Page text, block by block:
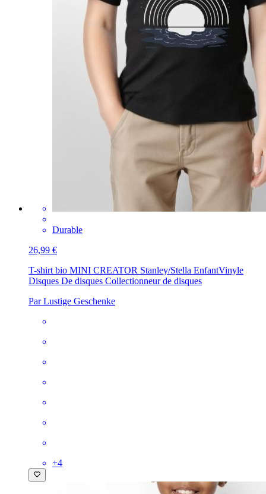
Durable
26,99 €
T-shirt bio MINI CREATOR Stanley/Stella EnfantVinyle
Disques De disques Collectionneur de disques
Par Lustige Geschenke
+4